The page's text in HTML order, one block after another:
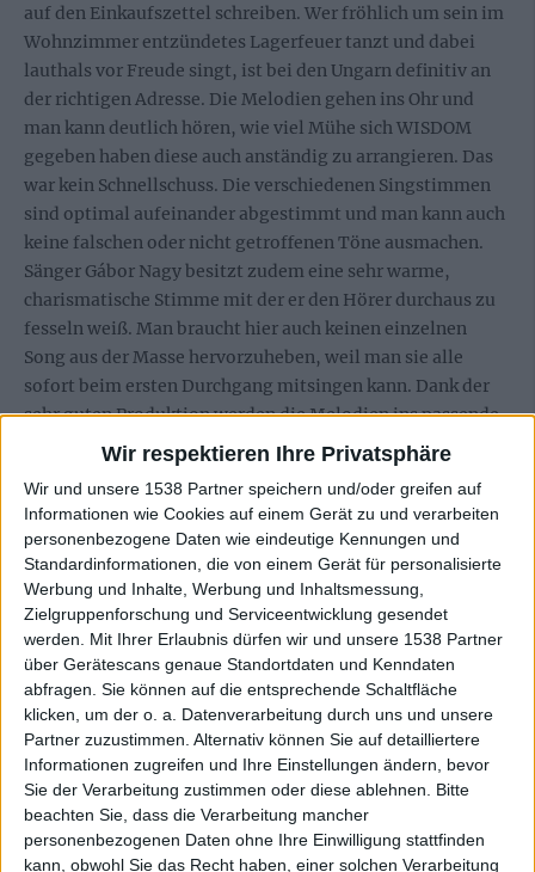
Wir respektieren Ihre Privatsphäre
Wir und unsere 1538 Partner speichern und/oder greifen auf
Informationen wie Cookies auf einem Gerät zu und verarbeiten
personenbezogene Daten wie eindeutige Kennungen und
Standardinformationen, die von einem Gerät für personalisierte
Werbung und Inhalte, Werbung und Inhaltsmessung,
Zielgruppenforschung und Serviceentwicklung gesendet
werden.
Mit Ihrer Erlaubnis dürfen wir und unsere 1538 Partner
über Gerätescans genaue Standortdaten und Kenndaten
abfragen. Sie können auf die entsprechende Schaltfläche
klicken, um der o. a. Datenverarbeitung durch uns und unsere
Partner zuzustimmen. Alternativ können Sie auf detailliertere
Informationen zugreifen und Ihre Einstellungen ändern, bevor
Sie der Verarbeitung zustimmen oder diese ablehnen.
Bitte
beachten Sie, dass die Verarbeitung mancher
personenbezogenen Daten ohne Ihre Einwilligung stattfinden
kann, obwohl Sie das Recht haben, einer solchen Verarbeitung
auf den Einkaufszettel schreiben. Wer fröhlich um sein im
Wohnzimmer entzündetes Lagerfeuer tanzt und dabei
lauthals vor Freude singt, ist bei den Ungarn definitiv an
der richtigen Adresse. Die Melodien gehen ins Ohr und
man kann deutlich hören, wie viel Mühe sich WISDOM
gegeben haben diese auch anständig zu arrangieren. Das
war kein Schnellschuss. Die verschiedenen Singstimmen
sind optimal aufeinander abgestimmt und man kann auch
keine falschen oder nicht getroffenen Töne ausmachen.
Sänger Gábor Nagy besitzt zudem eine sehr warme,
charismatische Stimme mit der er den Hörer durchaus zu
fesseln weiß. Man braucht hier auch keinen einzelnen
Song aus der Masse hervorzuheben, weil man sie alle
sofort beim ersten Durchgang mitsingen kann. Dank der
sehr guten Produktion werden die Melodien ins passende
Licht gerückt. Allerdings frage ich mich, wie die Jungs das
live umsetzen wollen.
Im instrumentalen Bereich haben sich WISDOM nicht
sonderlich weit aus dem Fenster gelehnt. Vielmehr spielen
die Ungarn mit den für europäischen Power Metal
typischen Elementen wie melodische Soli, gelungene
Balance zwischen schnellen und getragenen Nummern
und hier und da ein einprägsames Riff. Einprägsame Riffs
finden sich aber nicht so viele auf “Judas”, was der Platte
doch einige Abzüge einbringt. Das dritte Album von
WISDOM ist vollends auf den Gesang ausgelegt, so dass
knackige Riffs oder überraschende Songwendungen hier
klar in der Minderheit sind. Das ist echt schade, denn das
Quintett hat ohne Zweifel Talent. Man kann den Songs